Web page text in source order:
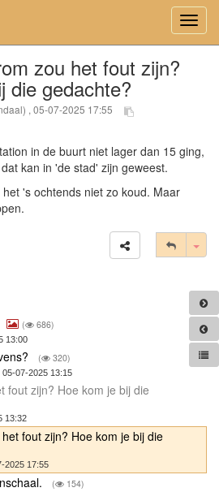
zou het fout zijn?
die gedachte?
, 05-07-2025 17:55
in de buurt niet lager dan 15 ging,
kan in 'de stad' zijn geweest.
's ochtends niet zo koud. Maar
( 686)
13:00
( 320)
05-07-2025 13:15
fout zijn? Hoe kom je bij die
13:32
fout zijn? Hoe kom je bij die
2025 17:55
( 154)